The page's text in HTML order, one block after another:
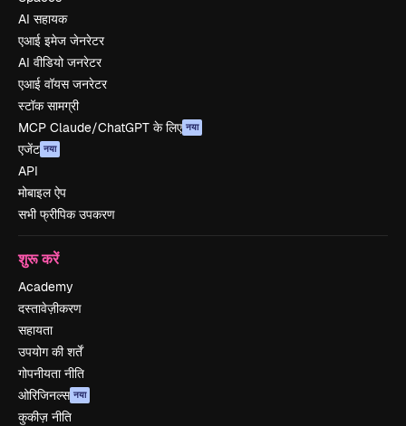
AI सहायक
एआई इमेज जेनरेटर
AI वीडियो जनरेटर
एआई वॉयस जनरेटर
स्टॉक सामग्री
MCP Claude/ChatGPT के लिए नया
एजेंट नया
API
मोबाइल ऐप
सभी फ्रीपिक उपकरण
शुरू करें
Academy
दस्तावेज़ीकरण
सहायता
उपयोग की शर्तें
गोपनीयता नीति
ओरिजिनल्स नया
कुकीज़ नीति